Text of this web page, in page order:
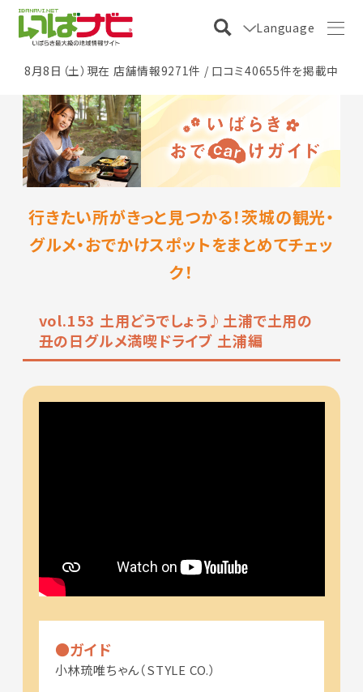
Language
8月8日（土）現在 店舗情報9271件 / 口コミ40655件を掲載中
行きたい所がきっと見つかる！茨城の観光・
グルメ・おでかけスポットをまとめてチェッ
ク！
vol.153 土用どうでしょう♪土浦で土用の
丑の日グルメ満喫ドライブ 土浦編
ガイド
小林琉唯ちゃん（STYLE CO.）